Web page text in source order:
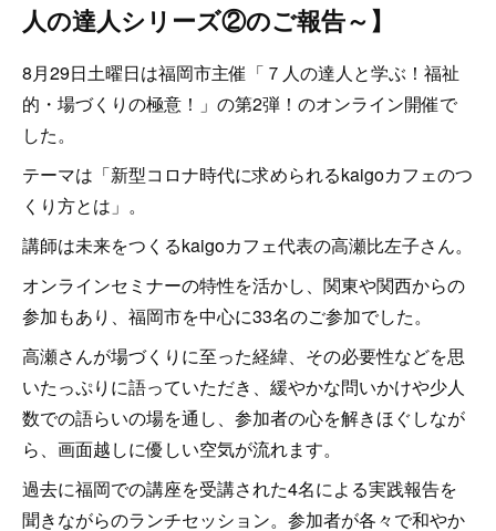
人の達人シリーズ②のご報告～】
8月29日土曜日は福岡市主催「７人の達人と学ぶ！福祉
的・場づくりの極意！」の第2弾！のオンライン開催で
した。
テーマは「新型コロナ時代に求められるkaigoカフェのつ
くり方とは」。
講師は未来をつくるkaigoカフェ代表の高瀬比左子さん。
オンラインセミナーの特性を活かし、関東や関西からの
参加もあり、福岡市を中心に33名のご参加でした。
高瀬さんが場づくりに至った経緯、その必要性などを思
いたっぷりに語っていただき、緩やかな問いかけや少人
数での語らいの場を通し、参加者の心を解きほぐしなが
ら、画面越しに優しい空気が流れます。
過去に福岡での講座を受講された4名による実践報告を
聞きながらのランチセッション。参加者が各々で和やか